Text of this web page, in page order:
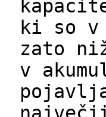
ki so v
zato
v